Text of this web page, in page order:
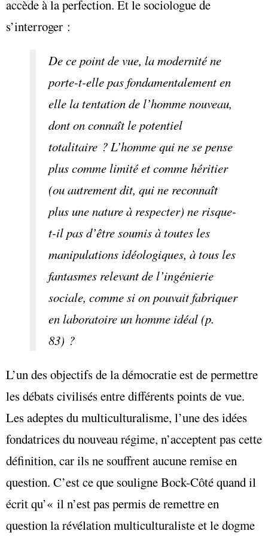
accède à la perfection. Et le sociologue de
s’interroger :
De ce point de vue, la modernité ne
porte-t-elle pas fondamentalement en
elle la tentation de l’homme nouveau,
dont on connaît le potentiel
totalitaire ? L’homme qui ne se pense
plus comme limité et comme héritier
(ou autrement dit, qui ne reconnaît
plus une nature à respecter) ne risque-
t-il pas d’être soumis à toutes les
manipulations idéologiques, à tous les
fantasmes relevant de l’ingénierie
sociale, comme si on pouvait fabriquer
en laboratoire un homme idéal (p.
83) ?
L’un des objectifs de la démocratie est de permettre
les débats civilisés entre différents points de vue.
Les adeptes du multiculturalisme, l’une des idées
fondatrices du nouveau régime, n’acceptent pas cette
définition, car ils ne souffrent aucune remise en
question. C’est ce que souligne Bock-Côté quand il
écrit qu’« il n’est pas permis de remettre en
question la révélation multiculturaliste et le dogme